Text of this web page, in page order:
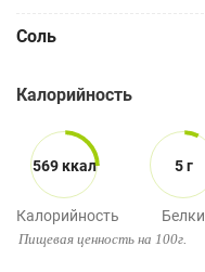
Соль
Калорийность
569 ккал
Калорийность
5 г
Белки
Пищевая ценность на 100г.